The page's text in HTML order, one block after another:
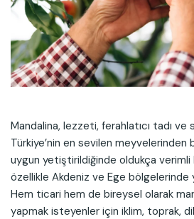
Mandalina, lezzeti, ferahlatıcı tadı ve
Türkiye’nin en sevilen meyvelerinden
uygun yetiştirildiğinde oldukça verimli
özellikle Akdeniz ve Ege bölgelerinde
Hem ticari hem de bireysel olarak
yapmak isteyenler için iklim, toprak,